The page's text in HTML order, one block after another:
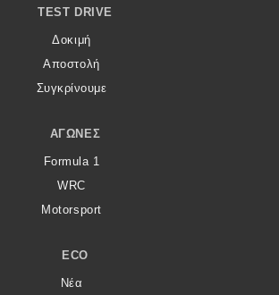
TEST DRIVE
Δοκιμή
Αποστολή
Συγκρίνουμε
ΑΓΏΝΕΣ
Formula 1
WRC
Motorsport
ECO
Νέα